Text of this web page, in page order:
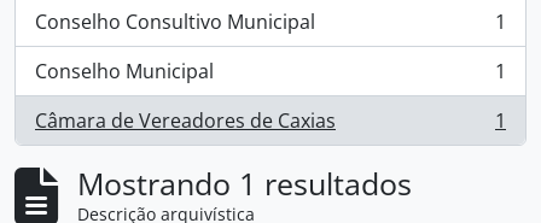
Conselho Consultivo Municipal
, 1 resultados
1
Conselho Municipal
, 1 resultados
1
Câmara de Vereadores de Caxias
, 1 resultados 1
Mostrando 1 resultados
Descrição arquivística